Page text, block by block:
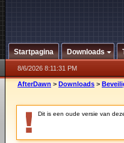
Startpagina Downloads
8/6/2026 8:11:31 PM
AfterDawn > Downloads >
Dit is een oude versie van